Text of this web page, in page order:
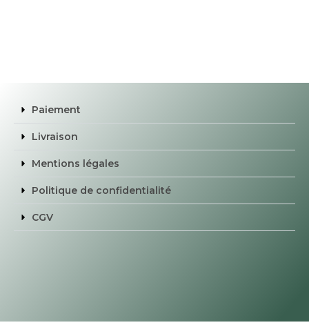
Paiement
Livraison
Mentions légales
Politique de confidentialité
CGV